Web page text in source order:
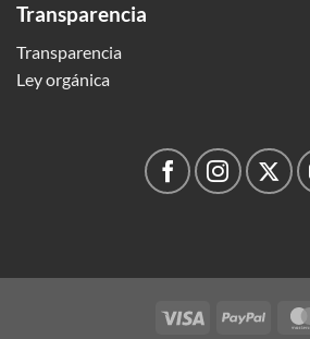
Transparencia
Transparencia
Ley orgánica